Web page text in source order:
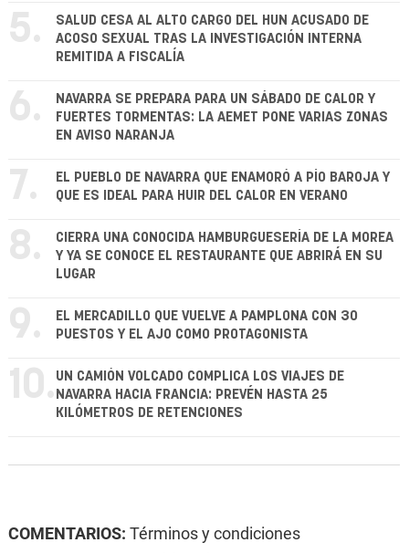
5.
SALUD CESA AL ALTO CARGO DEL HUN ACUSADO DE
ACOSO SEXUAL TRAS LA INVESTIGACIÓN INTERNA
REMITIDA A FISCALÍA
6.
NAVARRA SE PREPARA PARA UN SÁBADO DE CALOR Y
FUERTES TORMENTAS: LA AEMET PONE VARIAS ZONAS
EN AVISO NARANJA
7.
EL PUEBLO DE NAVARRA QUE ENAMORÓ A PÍO BAROJA Y
QUE ES IDEAL PARA HUIR DEL CALOR EN VERANO
8.
CIERRA UNA CONOCIDA HAMBURGUESERÍA DE LA MOREA
Y YA SE CONOCE EL RESTAURANTE QUE ABRIRÁ EN SU
LUGAR
9.
EL MERCADILLO QUE VUELVE A PAMPLONA CON 30
PUESTOS Y EL AJO COMO PROTAGONISTA
10. UN CAMIÓN VOLCADO COMPLICA LOS VIAJES DE
NAVARRA HACIA FRANCIA: PREVÉN HASTA 25
KILÓMETROS DE RETENCIONES
COMENTARIOS: Términos y condiciones